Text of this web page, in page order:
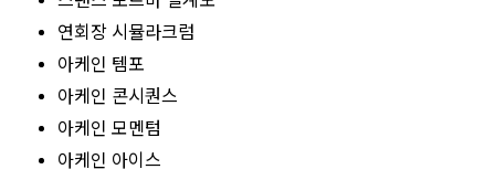
연회장 시뮬라크럼
아케인 템포
아케인 콘시퀀스
아케인 모멘텀
아케인 아이스